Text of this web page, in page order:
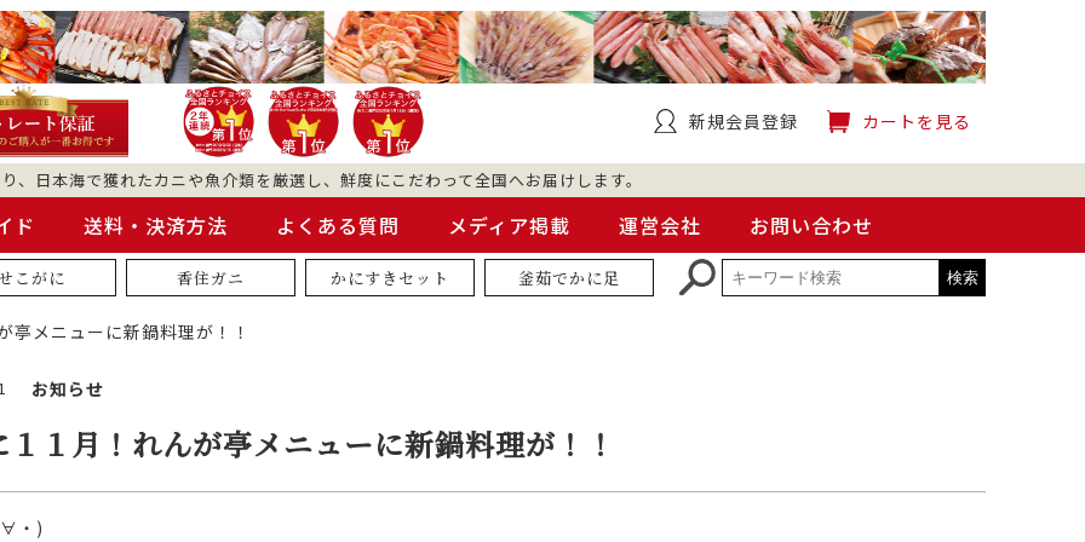
新規会員登録 カートを見る
、日本海で獲れたカニや魚介類を厳選し、鮮度にこだわって全国へお届けします。
ド 送料・決済方法 よくある質問 メディア掲載 運営会社 お問い合わせ
こがに 香住ガニ かにすきセット 釜茹でかに足
亭メニューに新鍋料理が！！
お知らせ
１月！れんが亭メニューに新鍋料理が！！
・)